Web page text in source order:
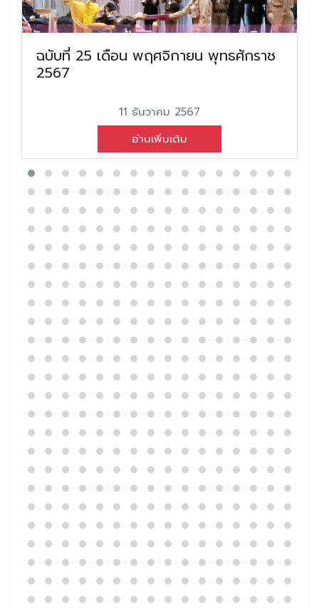
ฉบับที่ 25 เดือน พฤศจิกายน พุทธศักราช
2567
11 ธันวาคม 2567
อ่านเพิ่มเติม